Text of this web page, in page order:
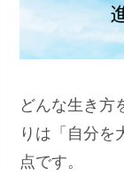
どんな生き方
りは「自分を
点です。